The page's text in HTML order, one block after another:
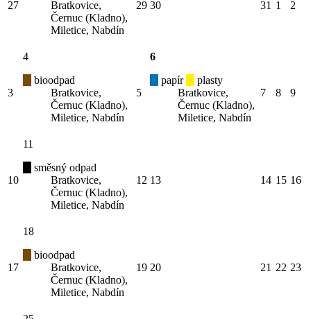
27
Bratkovice,
Černuc (Kladno),
Miletice, Nabdín
29 30 31 1 2
3
4
bioodpad
Bratkovice,
Černuc (Kladno),
Miletice, Nabdín
5
6
papír
plasty
Bratkovice,
Černuc (Kladno),
Miletice, Nabdín
7 8 9
10
11
směsný odpad
Bratkovice,
Černuc (Kladno),
Miletice, Nabdín
12 13 14 15 16
17
18
bioodpad
Bratkovice,
Černuc (Kladno),
Miletice, Nabdín
19 20 21 22 23